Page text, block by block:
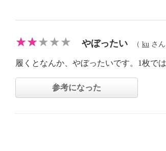
やぼったい （ ku さ
履くとなんか、やぼったいです。1枚で
参考になった